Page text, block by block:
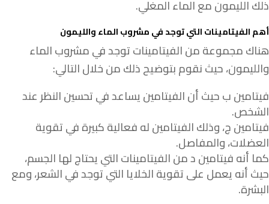
ذلك الليمون مع الماء المغلي.
أهم الفيتامينات التي توجد في مشروب الماء والليمون
هناك مجموعة من الفيتامينات توجد في مشروب الماء
والليمون، حيث نقوم بتوضيح ذلك من خلال التالي:
فيتامين ب حيث أن الفيتامين يساعد في تحسين النظر عند
الشخص.
فيتامين ج، وذلك الفيتامين له فعالية كبيرة في تقوية
العضلات، والمفاصل.
كما أنه فيتامين د من الفيتامينات التي يحتاج لها الجسم،
حيث أنه يعمل على تقوية الخلايا التي توجد في الشعر، ومع
البشرة.